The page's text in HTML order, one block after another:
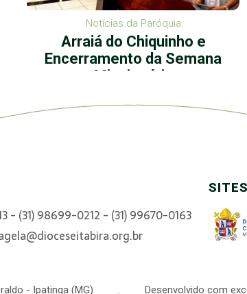
Notícias da Paróquia
Arraiá do Chiquinho e
Encerramento da Semana
Missionária
- (31) 98699-0212 - (31) 99670-0163
- Ipatinga (MG) . Desenvolvido com